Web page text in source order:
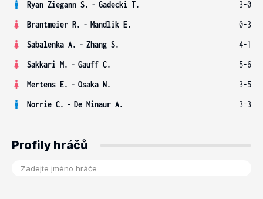
Ryan Ziegann S. - Gadecki T.
3-0
Brantmeier R. - Mandlik E.
0-3
Sabalenka A. - Zhang S.
4-1
Sakkari M. - Gauff C.
5-6
Mertens E. - Osaka N.
3-5
Norrie C. - De Minaur A. 3-3
Profily hráčů